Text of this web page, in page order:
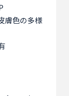
膚色の多様